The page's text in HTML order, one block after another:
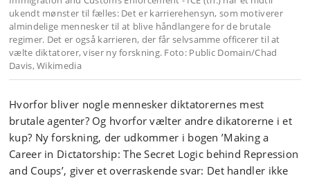
ukendt mønster til fælles: Det er karrierehensyn, som motiverer
almindelige mennesker til at blive håndlangere for de brutale
regimer. Det er også karrieren, der får selvsamme officerer til at
vælte diktatorer, viser ny forskning. Foto: Public Domain/Chad
Davis, Wikimedia
Hvorfor bliver nogle mennesker diktatorernes mest
brutale agenter? Og hvorfor vælter andre dikatorerne i et
kup? Ny forskning, der udkommer i bogen ’Making a
Career in Dictatorship: The Secret Logic behind Repression
and Coups’, giver et overraskende svar: Det handler ikke